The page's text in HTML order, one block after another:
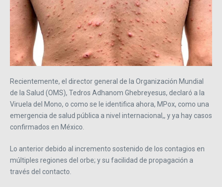
Recientemente, el director general de la Organización Mundial
de la Salud (OMS), Tedros Adhanom Ghebreyesus, declaró a la
Viruela del Mono, o como se le identifica ahora, MPox, como una
emergencia de salud pública a nivel internacional,, y ya hay casos
confirmados en México.
Lo anterior debido al incremento sostenido de los contagios en
múltiples regiones del orbe; y su facilidad de propagación a
través del contacto.